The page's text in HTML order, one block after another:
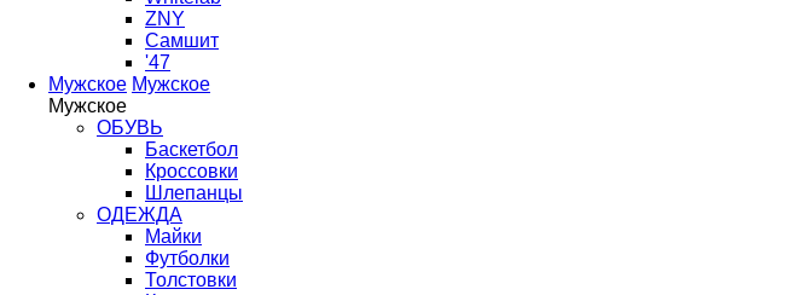
ZNY
Самшит
'47
Мужское Мужское
Мужское
ОБУВЬ
Баскетбол
Кроссовки
Шлепанцы
ОДЕЖДА
Майки
Футболки
Толстовки